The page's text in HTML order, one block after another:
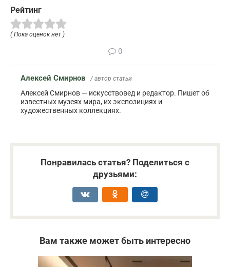
Рейтинг
( Пока оценок нет )
0
Алексей Смирнов / автор статьи
Алексей Смирнов — искусствовед и редактор. Пишет об
известных музеях мира, их экспозициях и
художественных коллекциях.
Понравилась статья? Поделиться с
друзьями:
Вам также может быть интересно